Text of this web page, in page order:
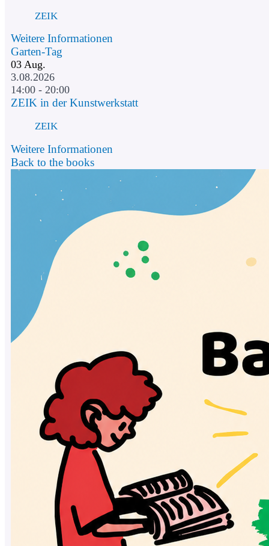
ZEIK
Weitere Informationen
Garten-Tag
03 Aug.
3.08.2026
14:00 - 20:00
ZEIK in der Kunstwerkstatt
ZEIK
Weitere Informationen
Back to the books